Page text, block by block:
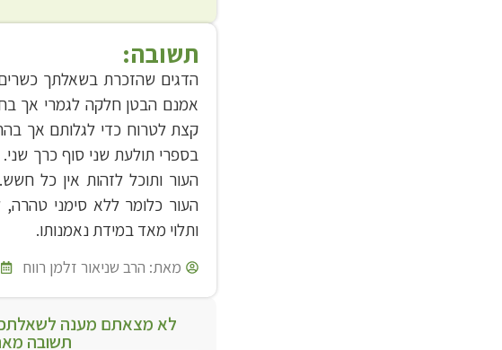
תשובה:
הדגים שהזכרת בשאלתך
אמנם הבטן חלקה לגמרי אך
קצת לטרוח כדי לגלותם אך
בספרי תולעת שני סוף כרך
העור ותוכל לזהות אין כל
העור כלומר ללא סימני
ותלוי מאד במידת נאמנותו.
מאת: הרב שניאור זלמן רווח
לא מצאתם מענה
תשובה